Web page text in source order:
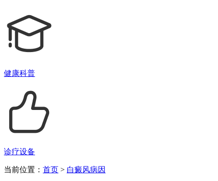
健康科普
诊疗设备
当前位置： 首页 > 白癜风病因